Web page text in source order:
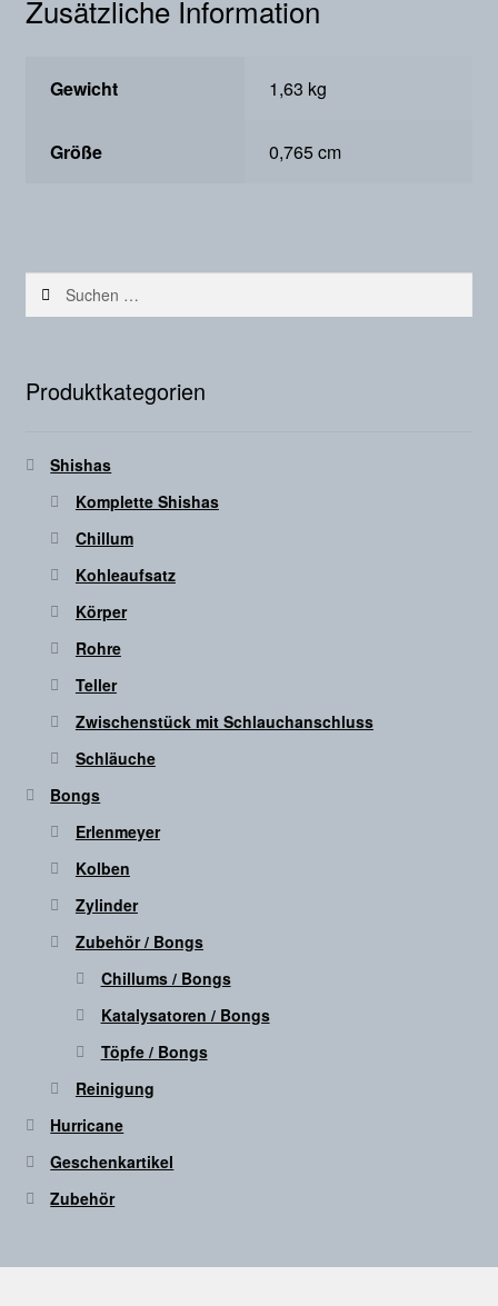
Zusätzliche Information
Gewicht 1,63 kg
Größe 0,765 cm
Suchen
Produktkategorien
Shishas
Komplette Shishas
Chillum
Kohleaufsatz
Körper
Rohre
Teller
Zwischenstück mit Schlauchanschluss
Schläuche
Bongs
Erlenmeyer
Kolben
Zylinder
Zubehör / Bongs
Chillums / Bongs
Katalysatoren / Bongs
Töpfe / Bongs
Reinigung
Hurricane
Geschenkartikel
Zubehör